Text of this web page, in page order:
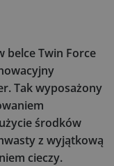
belce Twin Force
Tak wyposażony
środków
z wyjątkową
cieczy.